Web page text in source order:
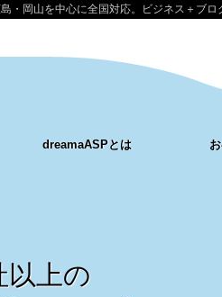
・岡山を中心に全国対応。ビジネス＋ブ
dreamaASPとは
以上の